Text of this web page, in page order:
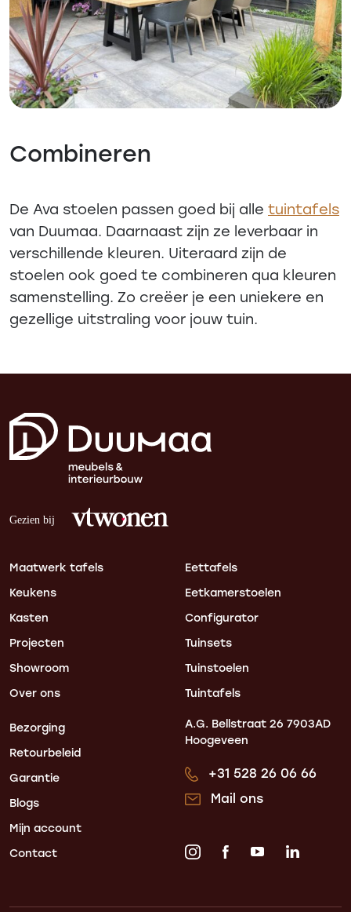
Combineren
De Ava stoelen passen goed bij alle tuintafels
van Duumaa. Daarnaast zijn ze leverbaar in
verschillende kleuren. Uiteraard zijn de
stoelen ook goed te combineren qua kleuren
samenstelling. Zo creëer je een uniekere en
gezellige uitstraling voor jouw tuin.
Maatwerk tafels
Keukens
Kasten
Projecten
Showroom
Over ons
Eettafels
Eetkamerstoelen
Configurator
Tuinsets
Tuinstoelen
Tuintafels
Bezorging
Retourbeleid
Garantie
Blogs
Mijn account
Contact
A.G. Bellstraat 26 7903AD
Hoogeveen
+31 528 26 06 66
Mail ons